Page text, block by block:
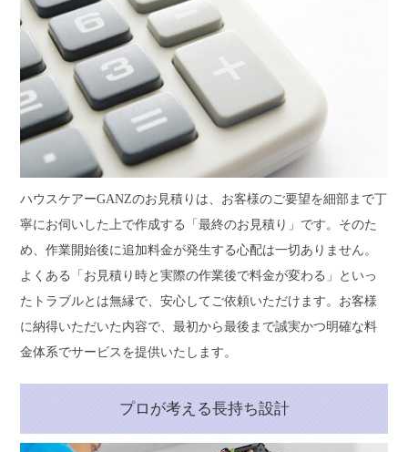
ハウスケアーGANZのお見積りは、お客様のご要望を細部まで丁
寧にお伺いした上で作成する「最終のお見積り」です。そのた
め、作業開始後に追加料金が発生する心配は一切ありません。
よくある「お見積り時と実際の作業後で料金が変わる」といっ
たトラブルとは無縁で、安心してご依頼いただけます。お客様
に納得いただいた内容で、最初から最後まで誠実かつ明確な料
金体系でサービスを提供いたします。
プロが考える長持ち設計